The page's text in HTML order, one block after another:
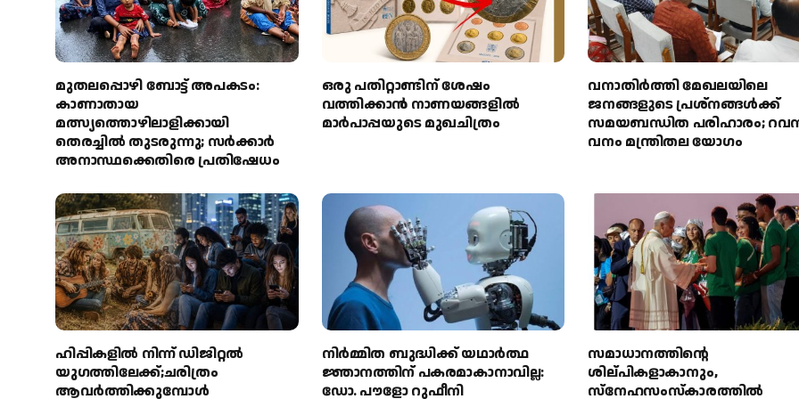
മുതലപ്പൊഴി ബോട്ട് അപകടം:
കാണാതായ
മത്സ്യത്തൊഴിലാളിക്കായി
തെരച്ചിൽ തുടരുന്നു; സർക്കാർ
അനാസ്ഥക്കെതിരെ പ്രതിഷേധം
ഒരു പതിറ്റാണ്ടിന് ശേഷം
വത്തിക്കാൻ നാണയങ്ങളിൽ
മാർപാപ്പയുടെ മുഖചിത്രം
വനാതിർത്തി മേഖലയിലെ
ജനങ്ങളുടെ പ്രശ്നങ്ങൾക്ക്
സമയബന്ധിത പരിഹാരം;
വനം മന്ത്രിതല യോഗം
ഹിപ്പികളില്‍ നിന്ന് ഡിജിറ്റല്‍
യുഗത്തിലേക്ക്;ചരിത്രം
ആവര്‍ത്തിക്കുമ്പോള്‍
നിർമ്മിത ബുദ്ധിക്ക് യഥാർത്ഥ
ജ്ഞാനത്തിന് പകരമാകാനാവില്ല:
ഡോ. പൗളോ റുഫീനി
സമാധാനത്തിന്റെ
ശില്പികളാകാനും,
സ്നേഹസംസ്കാരത്തിൽ